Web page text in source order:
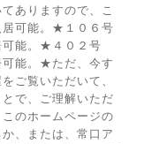
ありますので、こ
居可能。★１０６号
可能。★４０２号
可能。★ただ、今す
ご覧いただいて、
で、ご理解いただ
のホームページの
、または、常口ア